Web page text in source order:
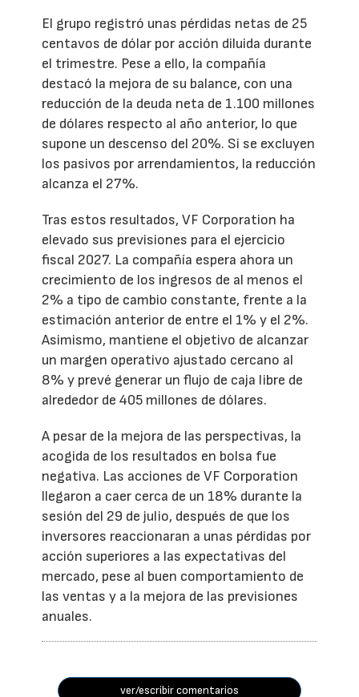
El grupo registró unas pérdidas netas de 25
centavos de dólar por acción diluida durante
el trimestre. Pese a ello, la compañía
destacó la mejora de su balance, con una
reducción de la deuda neta de 1.100 millones
de dólares respecto al año anterior, lo que
supone un descenso del 20%. Si se excluyen
los pasivos por arrendamientos, la reducción
alcanza el 27%.
Tras estos resultados, VF Corporation ha
elevado sus previsiones para el ejercicio
fiscal 2027. La compañía espera ahora un
crecimiento de los ingresos de al menos el
2% a tipo de cambio constante, frente a la
estimación anterior de entre el 1% y el 2%.
Asimismo, mantiene el objetivo de alcanzar
un margen operativo ajustado cercano al
8% y prevé generar un flujo de caja libre de
alrededor de 405 millones de dólares.
A pesar de la mejora de las perspectivas, la
acogida de los resultados en bolsa fue
negativa. Las acciones de VF Corporation
llegaron a caer cerca de un 18% durante la
sesión del 29 de julio, después de que los
inversores reaccionaran a unas pérdidas por
acción superiores a las expectativas del
mercado, pese al buen comportamiento de
las ventas y a la mejora de las previsiones
anuales.
ver/escribir comentarios